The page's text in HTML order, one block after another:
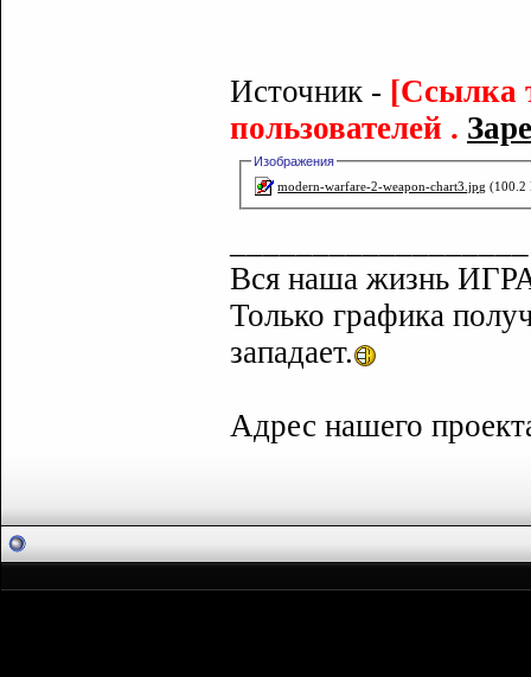
Источник - [Ссылка
пользователей .
Изображения
modern-warfare-2-weapon-chart3.jpg (100.2
Вся наша жизнь
Только графика
западает.
Адрес нашего